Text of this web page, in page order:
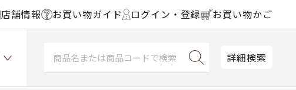
店舗情報 お買い物ガイド ログイン・登録 お買い物かご
詳細検索